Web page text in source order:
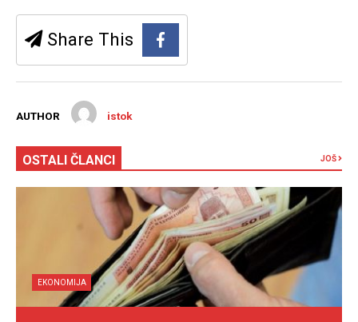
Share This
AUTHOR istok
OSTALI ČLANCI JOŠ
EKONOMIJA